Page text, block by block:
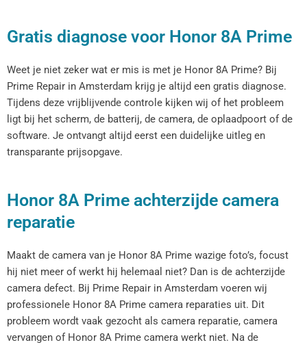
Gratis diagnose voor Honor 8A Prime
Weet je niet zeker wat er mis is met je Honor 8A Prime? Bij
Prime Repair in Amsterdam krijg je altijd een gratis diagnose.
Tijdens deze vrijblijvende controle kijken wij of het probleem
ligt bij het scherm, de batterij, de camera, de oplaadpoort of de
software. Je ontvangt altijd eerst een duidelijke uitleg en
transparante prijsopgave.
Honor 8A Prime achterzijde camera
reparatie
Maakt de camera van je Honor 8A Prime wazige foto’s, focust
hij niet meer of werkt hij helemaal niet? Dan is de achterzijde
camera defect. Bij Prime Repair in Amsterdam voeren wij
professionele Honor 8A Prime camera reparaties uit. Dit
probleem wordt vaak gezocht als camera reparatie, camera
vervangen of Honor 8A Prime camera werkt niet. Na de